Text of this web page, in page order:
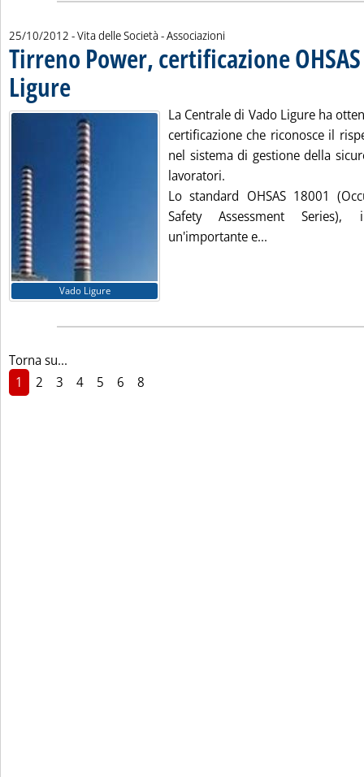
25/10/2012 - Vita delle Società - Associazioni
Tirreno Power, certificazione
Ligure
Vado Ligure
La Centrale di Vado Ligure ha
certificazione che riconosce il
nel sistema di gestione della
lavoratori.
Lo standard OHSAS 18001
Safety Assessment
un'importante e...
Torna su...
1
2 3 4 5 6 8